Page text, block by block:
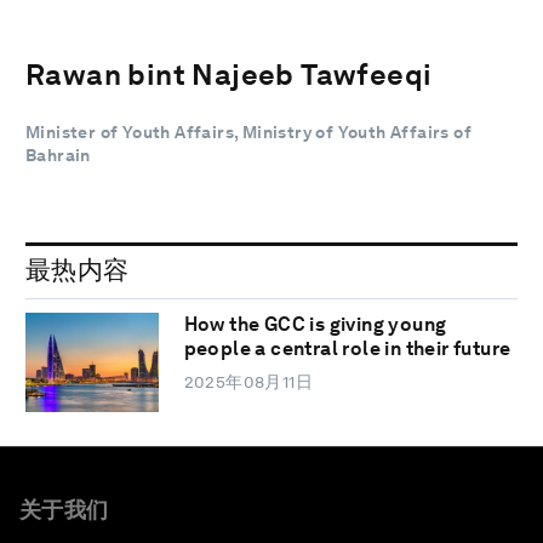
Rawan bint Najeeb Tawfeeqi
Minister of Youth Affairs, Ministry of Youth Affairs of
Bahrain
最热内容
How the GCC is giving young
people a central role in their future
2025年08月11日
关于我们